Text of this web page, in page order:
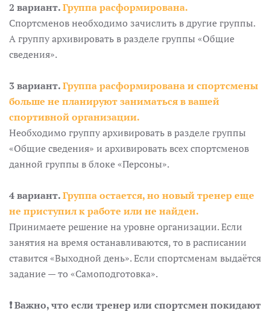
2 вариант.Группа расформирована.
Спортсменов необходимо зачислить в другие группы.
А группу архивировать в разделе группы «Общие
сведения».
3 вариант.Группа расформирована и спортсмены
больше не планируют заниматься в вашей
спортивной организации.
Необходимо группу архивировать в разделе группы
«Общие сведения» и архивировать всех спортсменов
данной группы в блоке «Персоны».
4 вариант.Группа остается, но новый тренер еще
не приступил к работе или не найден.
Принимаете решение на уровне организации. Если
занятия на время останавливаются, то в расписании
ставится «Выходной день». Если спортсменам выдаётся
задание — то «Самоподготовка».
❗️ Важно, что если тренер или спортсмен покидают